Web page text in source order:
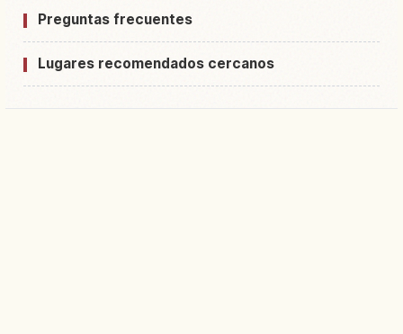
Preguntas frecuentes
Lugares recomendados cercanos